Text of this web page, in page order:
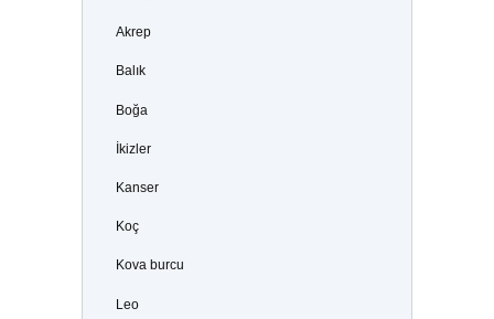
Akrep
Balık
Boğa
İkizler
Kanser
Koç
Kova burcu
Leo